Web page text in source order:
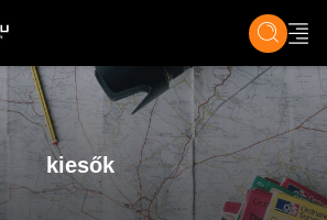
KULT ÉLET TECH &
kiesők